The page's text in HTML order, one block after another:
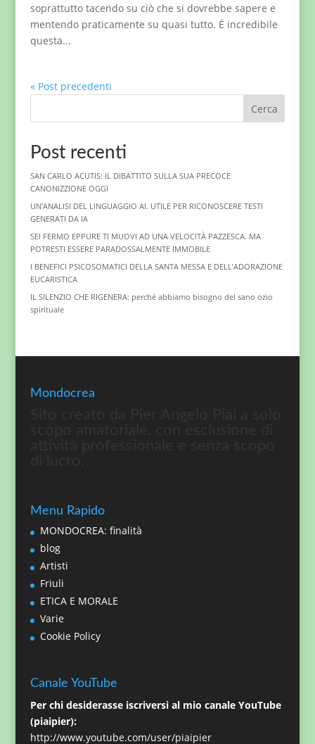
soprattutto tacendo su ciò che si dovrebbe sapere e
mentendo praticamente su quasi tutto. É incredibile
questa...
« Post precedenti
Cerca
Post recenti
SAN CARLO ACUTIS: IL DIBATTITO SULLA SUA PRECOCE
CANONIZZIONE OGGI
UN’ANALISI DEL LINGUAGGIO AI. UTILE PER RICONOSCERE TESTI
GENERATI DA IA
SEI FERMO EPPURE TI MUOVI AD UNA VELOCITÀ PAZZESCA. MA
POTRESTI ESSERE PARADOSSALMENTE IMMOBILE
I BENEFICI PSICOSOMATICI DELLA SANTA MESSA E DELL’ADORAZIONE
EUCARISTICA
IL SILENZIO CHE RIGENERA: perché abbiamo bisogno del sano ozio
spirituale
Mondocrea
Menu Rapido
MONDOCREA: finalità
blog
Artisti
Friuli
ETICA E MORALE
Varie
Cookie Policy
Canale YouTube
Per chi desiderasse iscriversi al mio canale YouTube
(piaipier):
http://www.youtube.com/user/piaipier